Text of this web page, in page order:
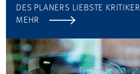
DES PLANERS LIEBSTE KRITIKER
MEHR